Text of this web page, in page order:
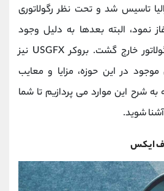
تاسیس شد و تحت نظر رگولاتوری
نمود، البته بعدها به دلیل وجود
عواملی از نظارت این رگولاتور خارج گشت. بروکر USGFX نیز
در این حوزه، مزایا و معایب
به شرح این موارد می پردازیم تا شما
شوید.
ایکس